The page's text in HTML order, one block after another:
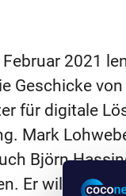
Februar 2021
Geschicke
für digitale
Mark
Björn
Er will